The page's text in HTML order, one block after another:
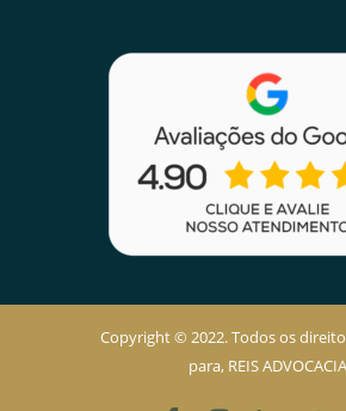
Copyright © 2022. Todos os
para, REIS ADVOCACIA